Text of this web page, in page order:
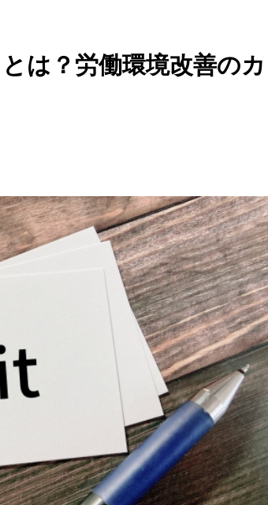
は？労働環境改善のカ